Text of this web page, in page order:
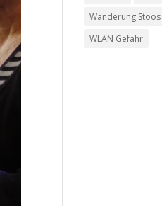
Wanderung Stoos
WLAN Gefahr